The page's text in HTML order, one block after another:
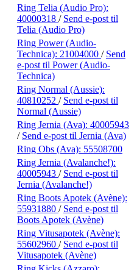
Ring Telia (Audio Pro):
40000318 / Send e-post til
Telia (Audio Pro)
Ring Power (Audio-
Technica): 21004000 / Send
e-post til Power (Audio-
Technica)
Ring Normal (Aussie):
40810252 / Send e-post til
Normal (Aussie)
Ring Jernia (Ava): 40005943
/ Send e-post til Jernia (Ava)
Ring Obs (Ava): 55508700
Ring Jernia (Avalanche!):
40005943 / Send e-post til
Jernia (Avalanche!)
Ring Boots Apotek (Avène):
55931880 / Send e-post til
Boots Apotek (Avène)
Ring Vitusapotek (Avène):
55602960 / Send e-post til
Vitusapotek (Avène)